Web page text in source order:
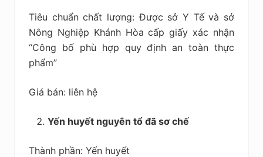
Tiêu chuẩn chất lượng: Được sở Y Tế và sở
Nông Nghiệp Khánh Hòa cấp giấy xác nhận
“Công bố phù hợp quy định an toàn thực
phẩm”
Giá bán: liên hệ
Yến huyết nguyên tổ đã sơ chế
Thành phần: Yến huyết